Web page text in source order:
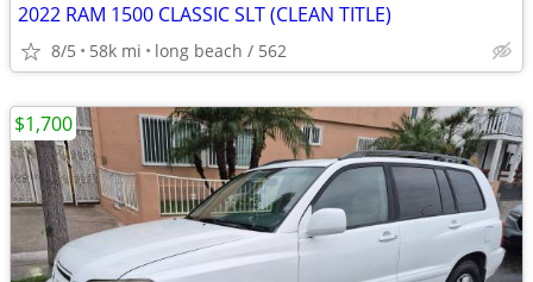
2022 RAM 1500 CLASSIC SLT (CLEAN TITLE)
8/5 58k mi long beach / 562
$1,700